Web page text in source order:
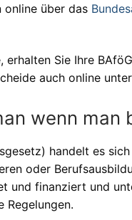
online über das
Sie Ihre
auch online unter
wenn man
handelt es
oder
und finanziert und
Regelungen.